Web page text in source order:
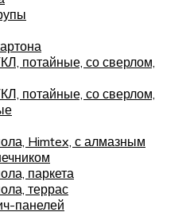
потайные, со сверлом,
потайные, со сверлом,
Himtex, с алмазным
паркета
террас
панелей